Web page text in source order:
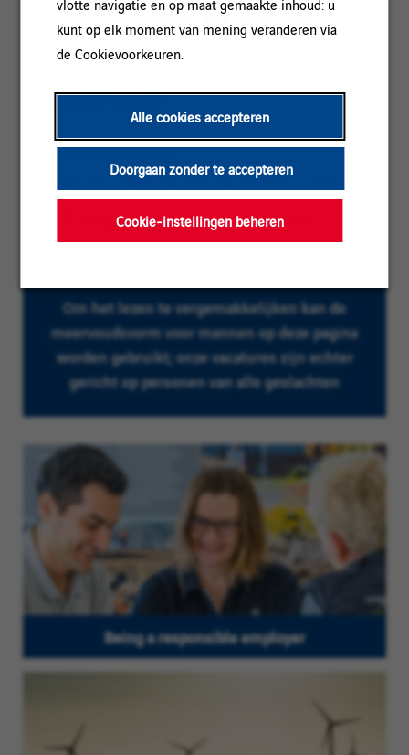
kunt op elk moment van mening veranderen via
de Cookievoorkeuren.
Alle cookies accepteren
Doorgaan zonder te accepteren
Cookie-instellingen beheren
IN HET KORT
Categorie:
ONDERHOUD
ICT_OFM_07.2024.04 BU Datennetze
Burgkunstadt, Beieren, Duitsland
Om het lezen te vergemakkelijken kan de
meervoudsvorm voor mannen op deze pagina
worden gebruikt; onze vacatures zijn echter
gericht op personen van alle geslachten
Being a responsible employer
DELEN